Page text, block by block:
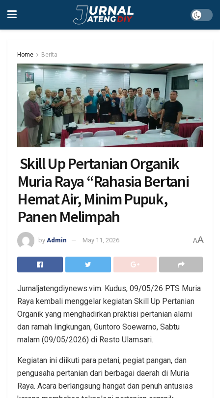
Home Berita
Skill Up Pertanian Organik
Muria Raya “Rahasia Bertani
Hemat Air, Minim Pupuk,
Panen Melimpah
by Admin May 11, 2026 AA
Jurnaljatengdiynews.vim. Kudus, 09/05/26 PTS Muria
Raya kembali menggelar kegiatan Skill Up Pertanian
Organik yang menghadirkan praktisi pertanian alami
dan ramah lingkungan, Guntoro Soewarno, Sabtu
malam (09/05/2026) di Resto Ulamsari.
Kegiatan ini diikuti para petani, pegiat pangan, dan
pengusaha pertanian dari berbagai daerah di Muria
Raya. Acara berlangsung hangat dan penuh antusias